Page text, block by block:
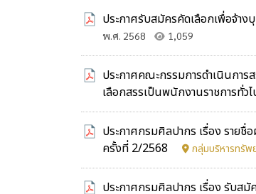
ประกาศรับสมัครคัดเลือกเพื่อจ้า
พ.ศ. 2568
1,059
ประกาศคณะกรรมการดำเนินการ
เลือกสรรเป็นพนักงานราชการทั่
ประกาศกรมศิลปากร เรื่อง ราย
ครั้งที่ 2/2568
กลุ่มบริหารทรัพ
ประกาศกรมศิลปากร เรื่อง รับส